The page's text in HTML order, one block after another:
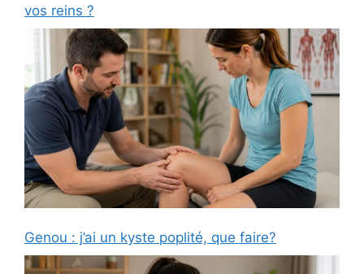
vos reins ?
Genou : j’ai un kyste poplité, que faire?